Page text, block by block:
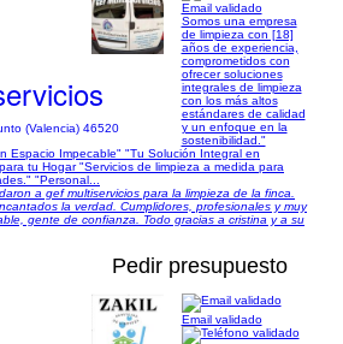
(Valencia) 46520
Email validado
Somos una empresa
de limpieza con [18]
años de experiencia,
comprometidos con
ofrecer soluciones
integrales de limpieza
con los más altos
estándares de calidad
y un enfoque en la
sostenibilidad."
Espacio Impecable" "Tu Solución Integral en
tu Hogar "Servicios de limpieza a medida para
"Personal...
a gef multiservicios para la limpieza de la finca.
la verdad. Cumplidores, profesionales y muy
gente de confianza. Todo gracias a cristina y a su
Pedir presupuesto
Email validado